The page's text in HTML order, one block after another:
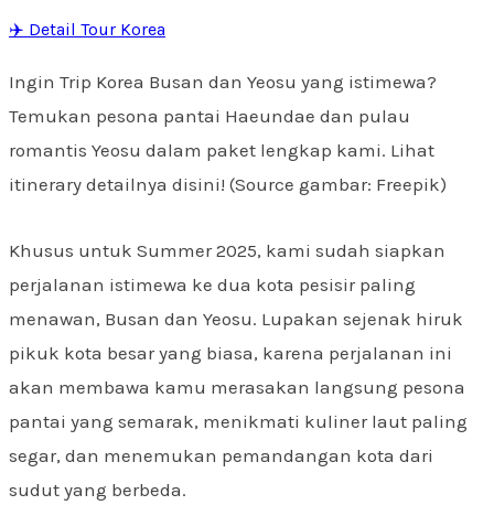
✈️ Detail Tour Korea
Ingin Trip Korea Busan dan Yeosu yang istimewa?
Temukan pesona pantai Haeundae dan pulau
romantis Yeosu dalam paket lengkap kami. Lihat
itinerary detailnya disini! (Source gambar: Freepik)
Khusus untuk Summer 2025, kami sudah siapkan
perjalanan istimewa ke dua kota pesisir paling
menawan, Busan dan Yeosu. Lupakan sejenak hiruk
pikuk kota besar yang biasa, karena perjalanan ini
akan membawa kamu merasakan langsung pesona
pantai yang semarak, menikmati kuliner laut paling
segar, dan menemukan pemandangan kota dari
sudut yang berbeda.